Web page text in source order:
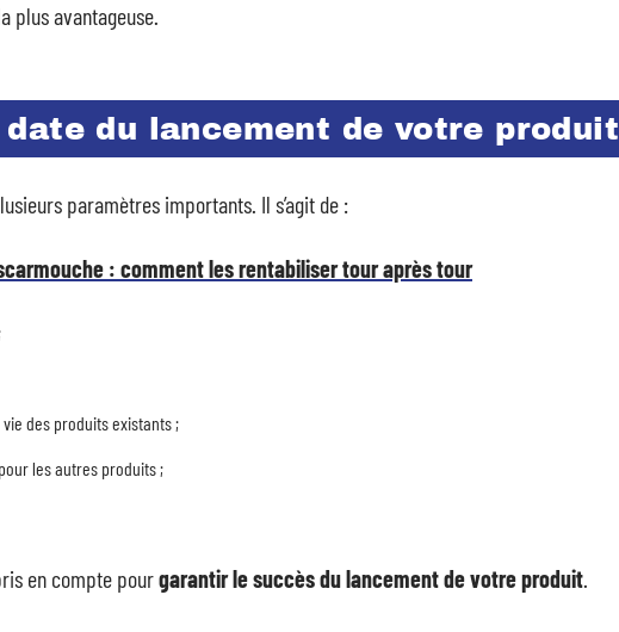
plus avantageuse.
du lancement de votre produit
paramètres importants. Il s’agit de :
: comment les rentabiliser tour après tour
des produits existants ;
pour les autres produits ;
en compte pourgarantir le succès du lancement de votre produit.